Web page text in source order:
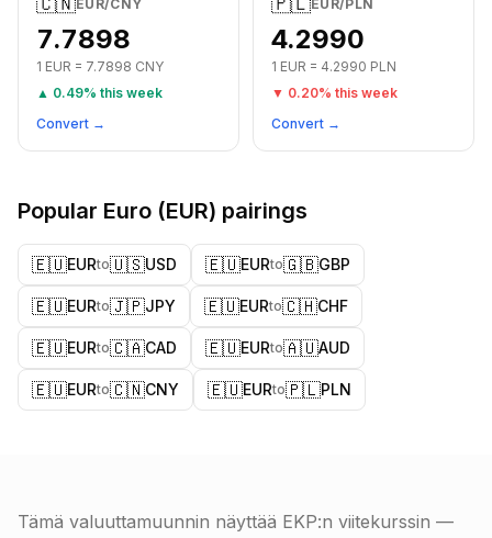
EUR/CNY
7.7898
1 EUR = 7.7898 CNY
▲ 0.49% this week
Convert →
EUR/ PLN
4.2990
1 EUR = 4.2990 PLN
▼ 0.20% this week
Convert →
Popular Euro (EUR) pairings
🇪🇺EURto🇺🇸USD 🇪🇺EURto🇬🇧GBP
🇪🇺EURto🇯🇵JPY 🇪🇺EURto🇨🇭CHF
🇪🇺EURto🇨🇦CAD 🇪🇺EURto🇦🇺AUD
🇪🇺EURto🇨🇳CNY 🇪🇺EURto🇵🇱PLN
Tämä valuuttamuunnin näyttää EKP:n viitekurssin —